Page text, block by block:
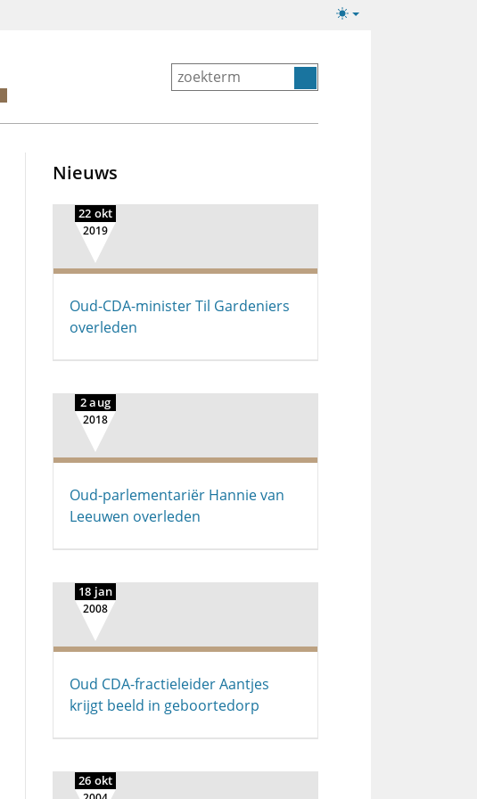
Lichte/donkere
Nieuws
22 okt
2019
Oud-CDA-minister Til Gardeniers
overleden
2 aug
2018
Oud-parlementariër Hannie van
Leeuwen overleden
18 jan
2008
Oud CDA-fractieleider Aantjes
krijgt beeld in geboortedorp
26 okt